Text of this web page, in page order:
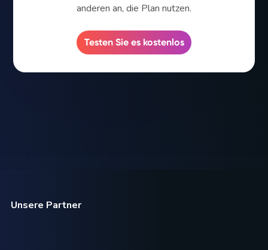
anderen an, die Plan nutzen.
Testen Sie es kostenlos
Unsere Partner